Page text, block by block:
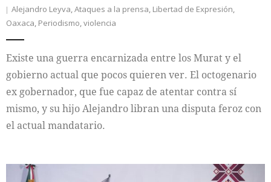
Alejandro Leyva,Ataques a la prensa, Libertad de Expresión,
Oaxaca, Periodismo,violencia
Existe una guerra encarnizada entre los Murat y el
gobierno actual que pocos quieren ver. El octogenario
ex gobernador, que fue capaz de atentar contra sí
mismo, y su hijo Alejandro libran una disputa feroz con
el actual mandatario.